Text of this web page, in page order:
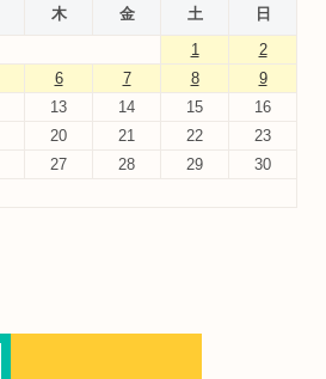
木 金 土
日
1
2
6 7 8
9
13 14 15
16
20 21 22
23
27 28 29
30